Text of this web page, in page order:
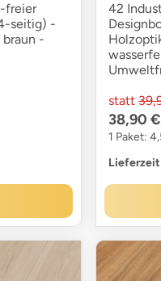
freier
seitig) -
-
42
statt
38,90 €
1 Paket:
Lieferzeit